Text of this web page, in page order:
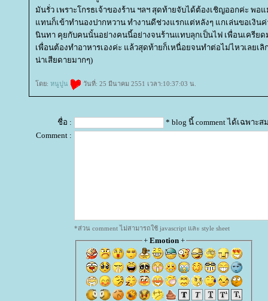
มันรั่ว เพราะโกรธเจ้าของร้าน ฯลฯ สุดท้ายจับได้ต้องเชิญออกค่ะ พ
ทนก็เข้าทำนองปากหวาน ทำงานดีช่วงแรกแต่หลังๆ แกเล่นขอเงิน
นินทา คุยกับคนนั้นอย่างคนนี้อย่างจนร้านแทบลุกเป็นไฟ เพื่อนเครีย
เพื่อนต้องทำอาหารเองค่ะ แล้วสุดท้ายก็เหนื่อยจนทำต่อไม่ไหวเลยเ
น่าเสียดายมากๆ)
ดย: หนูปูน วันที่: 25 มีนาคม 2551 เวลา:10:37:03 น.
ชื่อ :
* blog นี้ comment ได้เฉพาะส
Comment :
*ส่วน comment ไม่สามารถใช้ javascript และ style sheet
+ Emotion+